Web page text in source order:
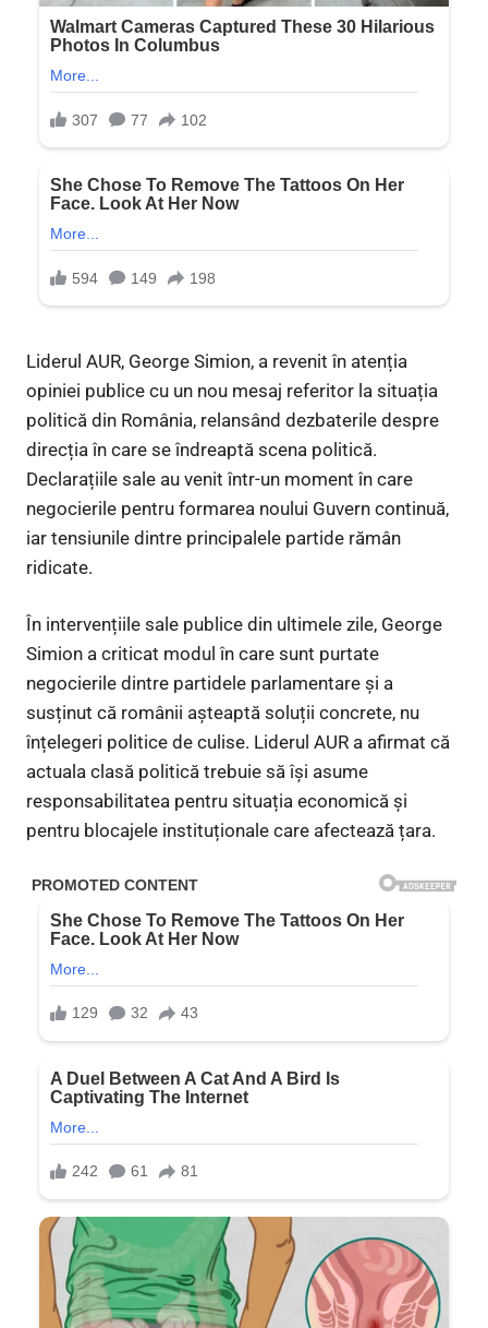
Liderul AUR, George Simion, a revenit în atenția
opiniei publice cu un nou mesaj referitor la situația
politică din România, relansând dezbaterile despre
direcția în care se îndreaptă scena politică.
Declarațiile sale au venit într-un moment în care
negocierile pentru formarea noului Guvern continuă,
iar tensiunile dintre principalele partide rămân
ridicate.
În intervențiile sale publice din ultimele zile, George
Simion a criticat modul în care sunt purtate
negocierile dintre partidele parlamentare și a
susținut că românii așteaptă soluții concrete, nu
înțelegeri politice de culise. Liderul AUR a afirmat că
actuala clasă politică trebuie să își asume
responsabilitatea pentru situația economică și
pentru blocajele instituționale care afectează țara.